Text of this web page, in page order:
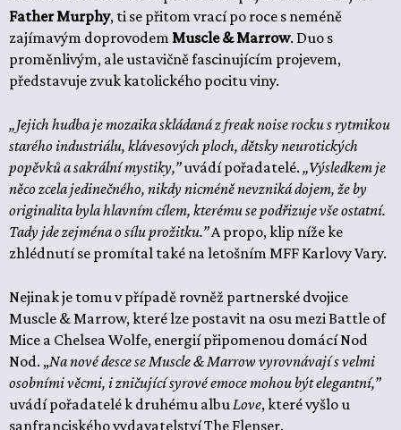
Father Murphy, ti se přitom vrací po roce s neméně
zajímavým doprovodemMuscle & Marrow. Duo s
proměnlivým, ale ustavičně fascinujícím projevem,
představuje zvuk katolického pocitu viny.
„Jejich hudba je mozaika skládaná z freak noise rocku s rytmikou
starého industriálu, klávesových ploch, dětsky neurotických
popěvků a sakrální mystiky,”uvádí pořadatelé. „Výsledkem je
něco zcela jedinečného, nikdy nicméně nevzniká dojem, že by
originalita byla hlavním cílem, kterému se podřizuje vše ostatní.
Tady jde zejména o sílu prožitku.”A propo, klip níže ke
zhlédnutí se promítal také na letošním MFF Karlovy Vary.
Nejinak je tomu v případě rovněž partnerské dvojice
Muscle & Marrow, které lze postavit na osu mezi Battle of
Mice a Chelsea Wolfe, energií připomenou domácí Nod
Nod. „Na nové desce se Muscle & Marrow vyrovnávají s velmi
osobními věcmi, i zničující syrové emoce mohou být elegantní,”
uvádí pořadatelé k druhému albuLove, které vyšlo u
sanfranciského vydavatelství The Flenser.